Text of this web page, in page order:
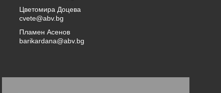
Цветомира Доцева
cvete@abv.bg
Пламен Асенов
barikardana@abv.bg